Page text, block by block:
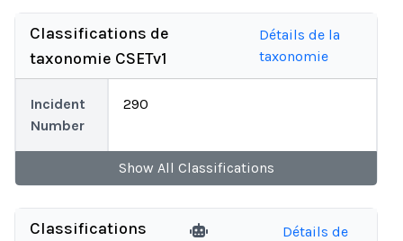
Classifications de
taxonomie CSETv1
Détails de la
taxonomie
Incident
Number
290
Show All Classifications
Classifications
Détails de